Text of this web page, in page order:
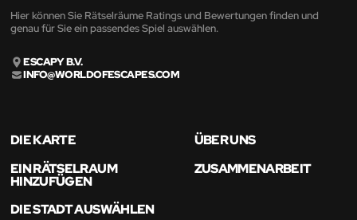
Hier können Sie Rätselräume Ratings und Bewertungen finden und
genau für Sie ein passendes Spiel auswählen.
ESCAPY B.V.
INFO@WORLDOFESCAPES.COM
DIE KARTE
ÜBER UNS
EIN RÄTSELRAUM
HINZUFÜGEN
ZUSAMMENARBEIT
DIE STADT AUSWÄHLEN